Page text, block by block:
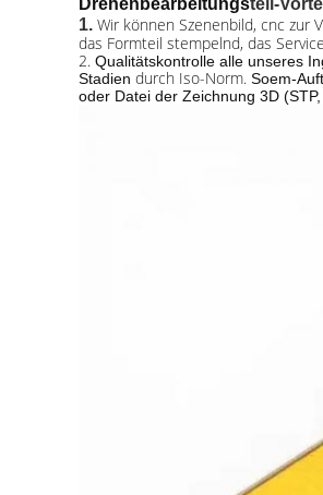
Drehenbearbeitungsteil-
1. Wir können Szenenbild, cnc zur
das Formteil stempelnd, das
2. Qualitätskontrolle alle unseres
Stadien durch Iso-Norm. Soem-
oder Datei der Zeichnung 3D